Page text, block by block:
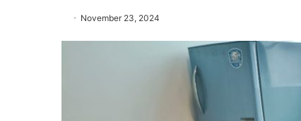
November 23, 2024